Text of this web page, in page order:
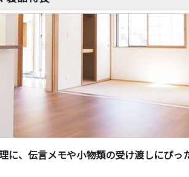
、伝言メモや小物類の受け渡しにぴっ